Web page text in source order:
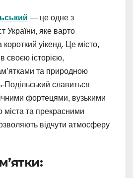
— це одне з
України, яке варто
короткий уікенд. Це місто,
своєю історією,
та природною
Подільський славиться
фортецями, вузькими
міста та прекрасними
відчути атмосферу